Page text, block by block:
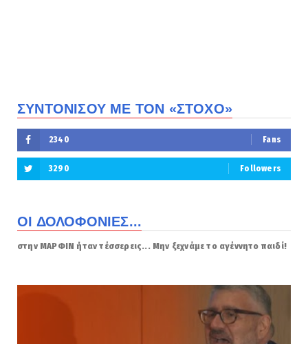
ΣΥΝΤΟΝΙΣΟΥ ΜΕ ΤΟΝ «ΣΤΟΧΟ»
2340 Fans
3290 Followers
ΟΙ ΔΟΛΟΦΟΝΙΕΣ...
στην ΜΑΡΦΙΝ ήταν τέσσερεις... Μην ξεχνάμε το αγέννητο παιδί!